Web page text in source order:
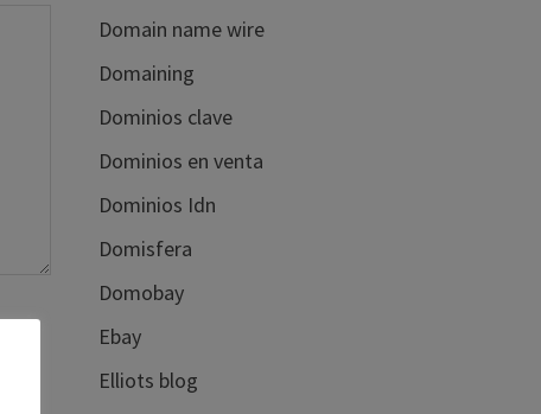
Domain name wire
Domaining
Dominios clave
Dominios en venta
Dominios Idn
Domisfera
Domobay
Ebay
Elliots blog